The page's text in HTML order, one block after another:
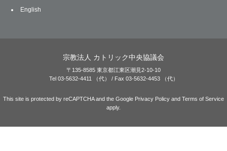
English
宗教法人 カトリック中央協議会
〒135-8585 東京都江東区潮見2-10-10
Tel 03-5632-4411 （代） / Fax 03-5632-4453 （代）
This site is protected by reCAPTCHA and the Google Privacy Policy and Terms of Service
apply.